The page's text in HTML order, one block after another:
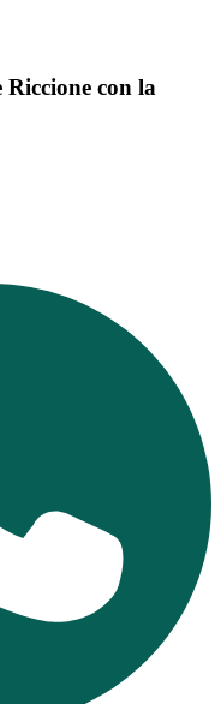
Riccione con la